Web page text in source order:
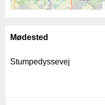
Mødested
Stumpedyssevej